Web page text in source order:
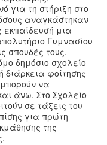
για τη στήριξη στο
αναγκάστηκαν
εκπαίδευσή μια
Γυμνασίου
σπουδές τους.
δημόσιο σχολείο
διάρκεια φοίτησης
να
άνω. Στο Σχολείο
σε τάξεις του
για πρώτη
της